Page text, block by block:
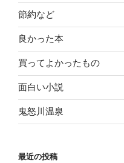
節約など
良かった本
買ってよかったもの
面白い小説
鬼怒川温泉
最近の投稿